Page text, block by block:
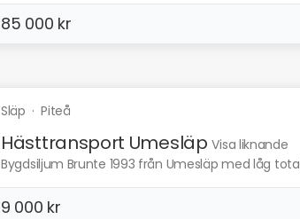
85 000 kr
Släp ·Piteå
Hästtransport Umesläp Visa liknande
Bygdsiljum Brunte 1993 från Umesläp med låg
9 000 kr